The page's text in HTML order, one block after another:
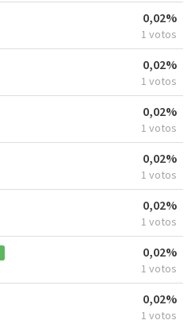
0,02%
1 votos
0,02%
1 votos
0,02%
1 votos
0,02%
1 votos
0,02%
1 votos
0,02%
1 votos
0,02%
1 votos